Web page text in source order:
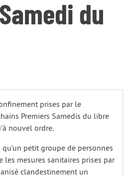
du
prises par le
Premiers Samedis du libre
nouvel ordre.
petit groupe de personnes
les mesures sanitaires prises par
clandestinement un